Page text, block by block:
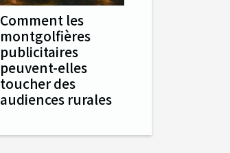
Comment les
montgolfières
publicitaires
peuvent-elles
toucher des
audiences rurales